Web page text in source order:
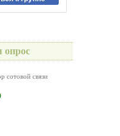
сотовой связи